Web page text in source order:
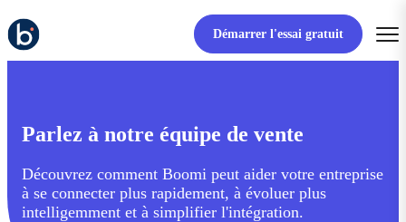
Démarrer l'essai gratuit
Parlez à notre équipe de vente
Découvrez comment Boomi peut aider votre entreprise
à se connecter plus rapidement, à évoluer plus
intelligemment et à simplifier l'intégration.